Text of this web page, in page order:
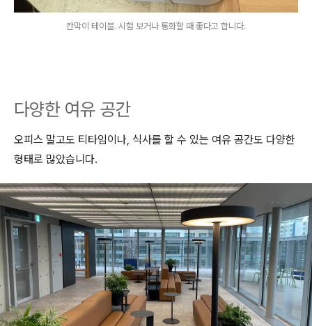
칸막이 테이블. 시험 보거나 통화할 때 좋다고 합니다.
다양한 여유 공간
오피스 말고도 티타임이나, 식사를 할 수 있는 여유 공간도 다양한
형태로 많았습니다.